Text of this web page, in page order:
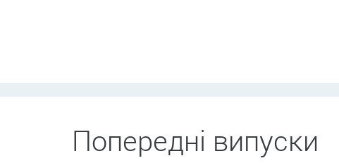
Попередні випуски